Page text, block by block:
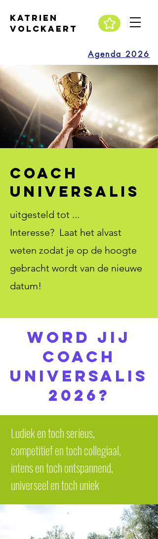
katrien
volckaert
Agenda 2026
coach
universalis
uitgesteld tot ...
Interesse? Laat het alvast
weten zodat je op de hoogte
gebracht wordt van de nieuwe
datum!
word jij
coach
universalis
2026?
Ludiek en toch serieus,
competitief en toch collegiaal,
intens en toch ontspannend,
universeel en toch uniek